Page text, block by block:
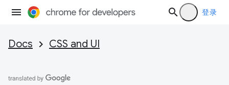
登录
Docs CSS and UI